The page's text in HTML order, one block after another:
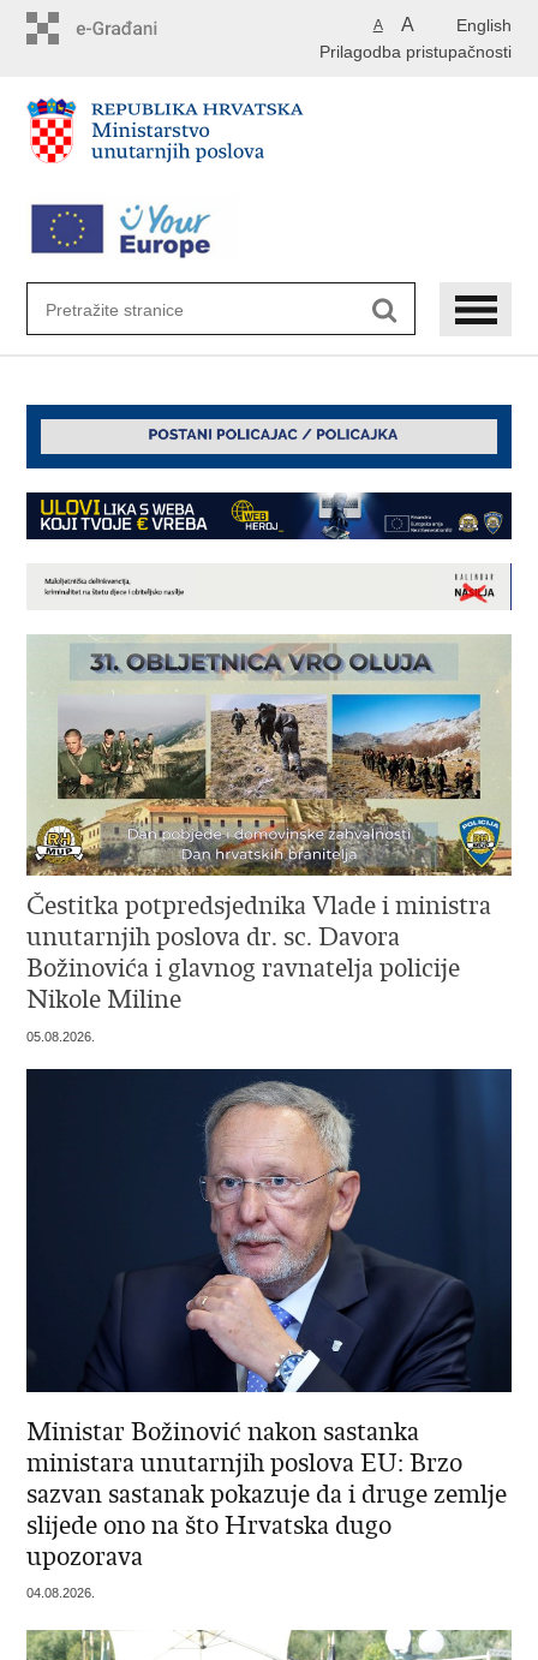
English
A A
Prilagodba pristupačnosti
Čestitka potpredsjednika Vlade i ministra
unutarnjih poslova dr. sc. Davora
Božinovića i glavnog ravnatelja policije
Nikole Miline
05.08.2026.
Ministar Božinović nakon sastanka
ministara unutarnjih poslova EU: Brzo
sazvan sastanak pokazuje da i druge zemlje
slijede ono na što Hrvatska dugo
upozorava
04.08.2026.